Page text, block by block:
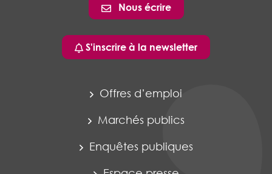
Nous écrire
S'inscrire à la newsletter
Offres d’emploi
Marchés publics
Enquêtes publiques